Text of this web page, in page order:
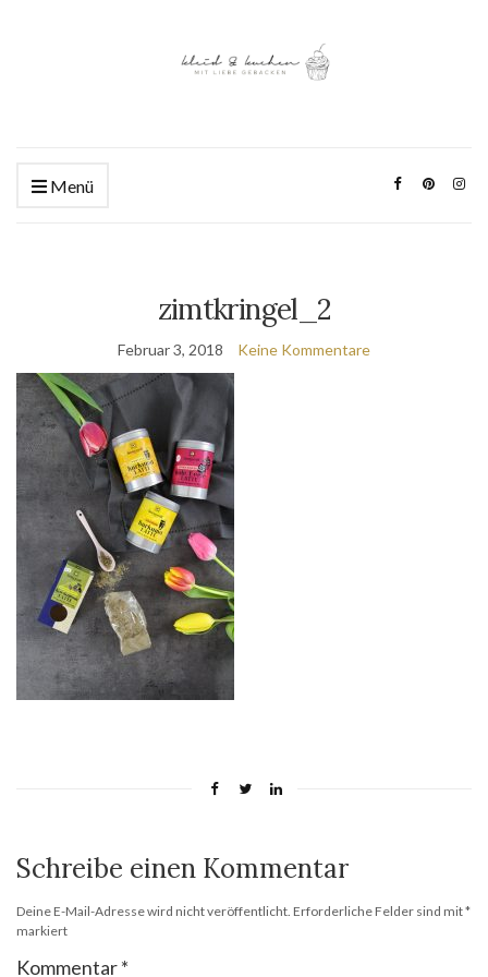
Menü
zimtkringel_2
Februar 3, 2018 Keine Kommentare
Schreibe einen Kommentar
Deine E-Mail-Adresse wird nicht veröffentlicht. Erforderliche Felder sind mit*
markiert
Kommentar*